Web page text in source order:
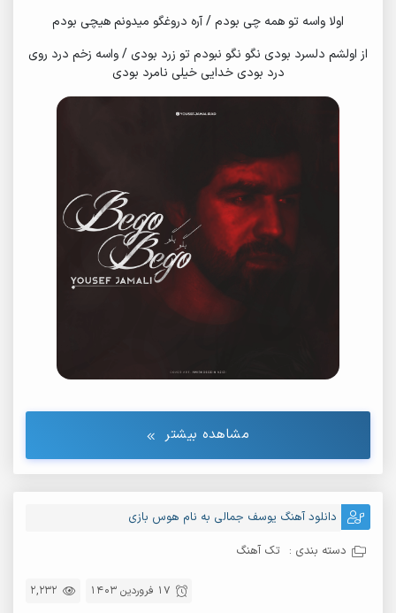
اولا واسه تو همه چی بودم / آره دروغگو میدونم هیچی بودم
از اولشم دلسرد بودی نگو نگو نبودم تو زرد بودی / واسه زخم درد روی
درد بودی خدایی خیلی نامرد بودی
مشاهده بیشتر
دانلود آهنگ یوسف جمالی به نام هوس بازی
دسته بندی : تک آهنگ
2,232 17 فروردین 1403